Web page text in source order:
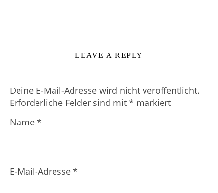
LEAVE A REPLY
Deine E-Mail-Adresse wird nicht veröffentlicht.
Erforderliche Felder sind mit * markiert
Name *
E-Mail-Adresse *